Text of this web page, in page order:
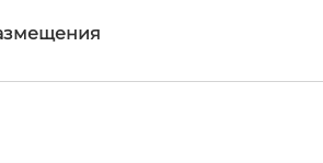
отдых:
рядом с Нальчиком
прогулок, велосипедных
заезд от 2 суток